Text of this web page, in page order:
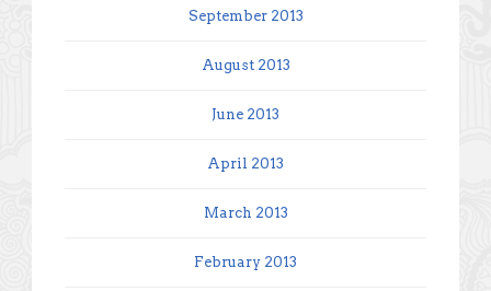
September 2013
August 2013
June 2013
April 2013
March 2013
February 2013